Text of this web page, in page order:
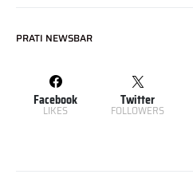
PRATI NEWSBAR
Facebook
LIKES
Twitter
FOLLOWERS